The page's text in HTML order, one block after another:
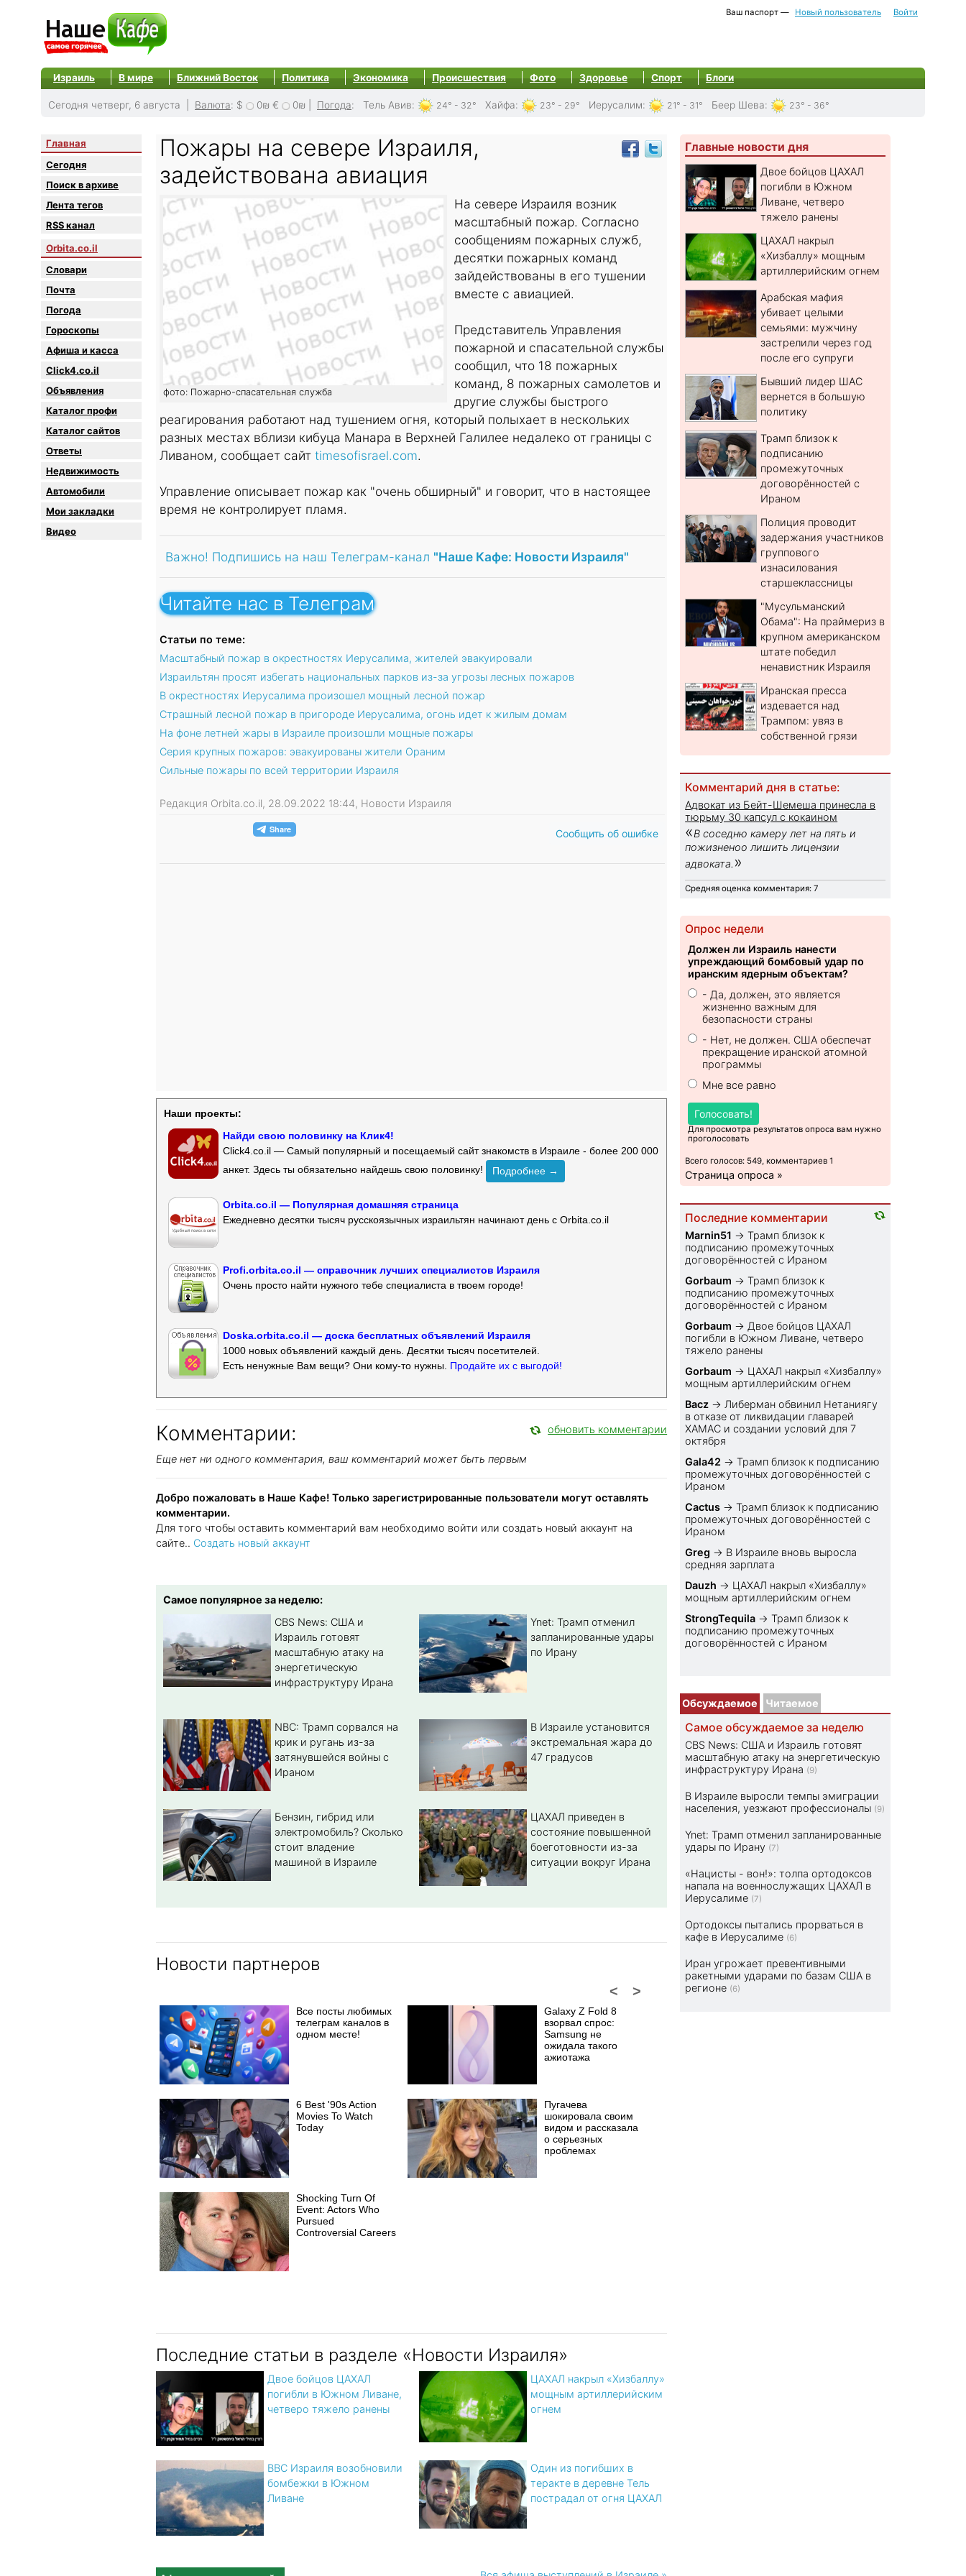
Ваш паспорт — Новый пользователь Войти
Израиль В мире Ближний Восток Политика Экономика Происшествия Фото Здоровье Спорт Блоги
Сегодня четверг, 6 августа | Валюта: $ 0₪ € 0₪ Погода: Тель Авив: 24° - 32° Хайфа: 23° - 29° Иерусалим: 21° - 31° Беер Шева: 23° - 36°
Главная
Сегодня
Поиск в архиве
Лента тегов
RSS канал
Orbita.co.il
Словари
Почта
Погода
Гороскопы
Афиша и касса
Click4.co.il
Объявления
Каталог профи
Каталог сайтов
Oтветы
Недвижимость
Автомобили
Мои закладки
Видео
Пожары на севере Израиля,
задействована авиация
фото: Пожарно-спасательная служба
На севере Израиля возник
масштабный пожар. Согласно
сообщениям пожарных служб,
десятки пожарных команд
зайдействованы в его тушении
вместе с авиацией.
Представитель Управления
пожарной и спасательной службы
сообщил, что 18 пожарных
команд, 8 пожарных самолетов и
другие службы быстрого
реагирования работают над тушением огня, который полыхает в нескольких
разных местах вблизи кибуца Манара в Верхней Галилее недалеко от границы с
Ливаном, сообщает сайт timesofisrael.com.
Управление описывает пожар как "очень обширный" и говорит, что в настоящее
время не контролирует пламя.
Важно! Подпишись на наш Телеграм-канал "Наше Кафе: Новости Израиля"
Читайте нас в Телеграм
Статьи по теме:
Масштабный пожар в окрестностях Иерусалима, жителей эвакуировали
Израильтян просят избегать национальных парков из-за угрозы лесных пожаров
В окрестностях Иерусалима произошел мощный лесной пожар
Страшный лесной пожар в пригороде Иерусалима, огонь идет к жилым домам
На фоне летней жары в Израиле произошли мощные пожары
Серия крупных пожаров: эвакуированы жители Ораним
Сильные пожары по всей территории Израиля
Редакция Orbita.co.il, 28.09.2022 18:44, Новости Израиля
Сообщить об ошибке
Наши проекты:
Найди свою половинку на Клик4!
Click4.co.il — Самый популярный и посещаемый сайт знакомств в Израиле - более 200 000
анкет. Здесь ты обязательно найдешь свою половинку!
Подробнее →
Orbita.co.il — Популярная домашняя страница
Ежедневно десятки тысяч русскоязычных израильтян начинают день с Orbita.co.il
Profi.orbita.co.il — справочник лучших специалистов Израиля
Очень просто найти нужного тебе специалиста в твоем городе!
Doska.orbita.co.il — доска бесплатных объявлений Израиля
1000 новых объявлений каждый день. Десятки тысяч посетителей.
Есть ненужные Вам вещи? Они кому-то нужны. Продайте их с выгодой!
Комментарии: обновить комментарии
Еще нет ни одного комментария, ваш комментарий может быть первым
Добро пожаловать в Наше Кафе! Только зарегистрированные пользователи могут оставлять
комментарии.
Для того чтобы оставить комментарий вам необходимо войти или создать новый аккаунт на
сайте.. Создать новый аккаунт
Самое популярное за неделю:
CBS News: США и
Израиль готовят
масштабную атаку на
энергетическую
инфраструктуру Ирана
Ynet: Трамп отменил
запланированные удары
по Ирану
NBC: Трамп сорвался на
крик и ругань из-за
затянувшейся войны с
Ираном
В Израиле установится
экстремальная жара до
47 градусов
Бензин, гибрид или
электромобиль? Cколько
стоит владение
машиной в Израиле
ЦАХАЛ приведен в
состояние повышенной
боеготовности из-за
ситуации вокруг Ирана
Новости партнеров
>
<
Все посты любимых
телеграм каналов в
одном месте!
Galaxy Z Fold 8
взорвал спрос:
Samsung не
ожидала такого
ажиотажа
6 Best '90s Action
Movies To Watch
Today
Пугачева
шокировала своим
видом и рассказала
о серьезных
проблемах
Shocking Turn Of
Event: Actors Who
Pursued
Controversial Careers
Последние статьи в разделе «Новости Израиля»
Двое бойцов ЦАХАЛ
погибли в Южном Ливане,
четверо тяжело ранены
ЦАХАЛ накрыл «Хизбаллу»
мощным артиллерийским
огнем
ВВС Израиля возобновили
бомбежки в Южном
Ливане
Один из погибших в
теракте в деревне Тель
пострадал от огня ЦАХАЛ
Главные новости дня
Двое бойцов ЦАХАЛ
погибли в Южном
Ливане, четверо
тяжело ранены
ЦАХАЛ накрыл
«Хизбаллу» мощным
артиллерийским огнем
Арабская мафия
убивает целыми
семьями: мужчину
застрелили через год
после его супруги
Бывший лидер ШАС
вернется в большую
политику
Трамп близок к
подписанию
промежуточных
договорённостей с
Ираном
Полиция проводит
задержания участников
группового
изнасилования
старшеклассницы
"Мусульманский
Обама": На праймериз в
крупном американском
штате победил
ненавистник Израиля
Иранская пресса
издевается над
Трампом: увяз в
собственной грязи
Комментарий дня в статье:
Адвокат из Бейт-Шемеша принесла в
тюрьму 30 капсул с кокаином
«В соседню камеру лет на пять и
пожизненоо лишить лицензии
адвоката. »
Средняя оценка комментария: 7
Опрос недели
Должен ли Израиль нанести
упреждающий бомбовый удар по
иранским ядерным объектам?
- Да, должен, это является
жизненно важным для
безопасности страны
- Нет, не должен. США обеспечат
прекращение иранской атомной
программы
Мне все равно
Голосовать!
Для просмотра результатов опроса вам нужно
проголосовать
Всего голосов: 549, комментариев 1
Страница опроса »
Последние комментарии
Marnin51 →Трамп близок к
подписанию промежуточных
договорённостей с Ираном
Gorbaum →Трамп близок к
подписанию промежуточных
договорённостей с Ираном
Gorbaum → Двое бойцов ЦАХАЛ
погибли в Южном Ливане, четверо
тяжело ранены
Gorbaum → ЦАХАЛ накрыл «Хизбаллу»
мощным артиллерийским огнем
Bacz → Либерман обвинил Нетаниягу
в отказе от ликвидации главарей
ХАМАС и создании условий для 7
октября
Gala42 →Трамп близок к подписанию
промежуточных договорённостей с
Ираном
Cactus →Трамп близок к подписанию
промежуточных договорённостей с
Ираном
Greg → В Израиле вновь выросла
средняя зарплата
Dauzh → ЦАХАЛ накрыл «Хизбаллу»
мощным артиллерийским огнем
StrongTequila →Трамп близок к
подписанию промежуточных
договорённостей с Ираном
Обсуждаемое Читаемое
Самое обсуждаемое за неделю
CBS News: США и Израиль готовят
масштабную атаку на энергетическую
инфраструктуру Ирана (9)
В Израиле выросли темпы эмиграции
населения, уезжают профессионалы (9)
Ynet: Трамп отменил запланированные
удары по Ирану (7)
«Нацисты - вон!»: толпа ортодоксов
напала на военнослужащих ЦАХАЛ в
Иерусалиме (7)
Ортодоксы пытались прорваться в
кафе в Иерусалиме (6)
Иран угрожает превентивными
ракетными ударами по базам США в
регионе (6)